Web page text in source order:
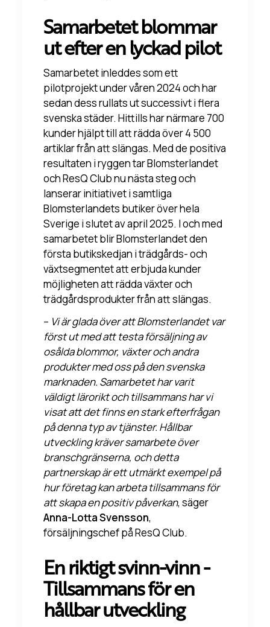
Samarbetet blommar
ut efter en lyckad pilot
Samarbetet inleddes som ett
pilotprojekt under våren 2024 och har
sedan dess rullats ut successivt i flera
svenska städer. Hittills har närmare 700
kunder hjälpt till att rädda över 4 500
artiklar från att slängas. Med de positiva
resultaten i ryggen tar Blomsterlandet
och ResQ Club nu nästa steg och
lanserar initiativet i samtliga
Blomsterlandets butiker över hela
Sverige i slutet av april 2025. I och med
samarbetet blir Blomsterlandet den
första butikskedjan i trädgårds- och
växtsegmentet att erbjuda kunder
möjligheten att rädda växter och
trädgårdsprodukter från att slängas.
– Vi är glada över att Blomsterlandet var
först ut med att testa försäljning av
osålda blommor, växter och andra
produkter med oss på den svenska
marknaden. Samarbetet har varit
väldigt lärorikt och tillsammans har vi
visat att det finns en stark efterfrågan
på denna typ av tjänster. Hållbar
utveckling kräver samarbete över
branschgränserna, och detta
partnerskap är ett utmärkt exempel på
hur företag kan arbeta tillsammans för
att skapa en positiv påverkan, säger
Anna-Lotta Svensson,
försäljningschef på ResQ Club.
En riktigt svinn-vinn -
Tillsammans för en
hållbar utveckling